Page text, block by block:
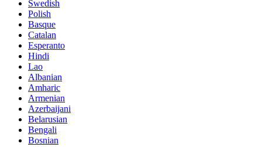
Swedish
Polish
Basque
Catalan
Esperanto
Hindi
Lao
Albanian
Amharic
Armenian
Azerbaijani
Belarusian
Bengali
Bosnian